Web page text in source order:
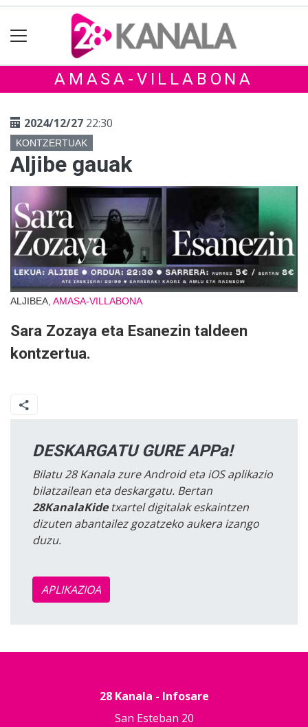
AMASA-VILLABONA
2024/12/27 22:30
KONTZERTUAK
Aljibe gauak
ALJIBEA, AMASA-VILLABONA
Sara Zozaya eta Esanezin taldeen
kontzertua.
DESKARGATU GURE APPa!
Bilatu 28 Kanala zure Android eta iOS aplikazio
bilatzailean eta deskargatu. Bertan
28KanalaKidetxartel digitalak eskaintzen
dizuten abantailez gozatzeko aukera izango
duzu.
APLIKAZIOA
28 Kanala - Infosare
San Esteban 20